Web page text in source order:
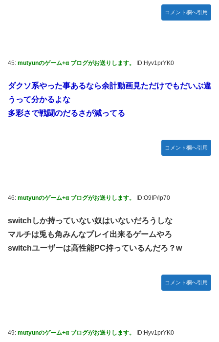
コメント欄へ引用
45: mutyunのゲーム+α ブログがお送りします。 ID:Hyv1prYK0
ダクソ系やった事あるなら余計動画見ただけでもだいぶ違
うって分かるよな
多彩さで戦闘のだるさが減ってる
コメント欄へ引用
46: mutyunのゲーム+α ブログがお送りします。 ID:O9IP/lp70
switchしか持っていない奴はいないだろうしな
マルチは兎も角みんなプレイ出来るゲームやろ
switchユーザーは高性能PC持っているんだろ？w
コメント欄へ引用
49: mutyunのゲーム+α ブログがお送りします。 ID:Hyv1prYK0